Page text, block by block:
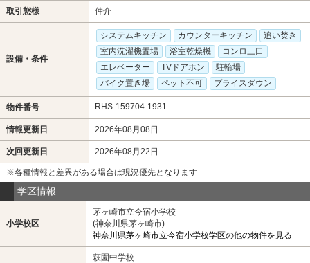
取引態様 仲介
設備・条件
システムキッチン カウンターキッチン
追い焚き
室内洗濯機置場
浴室乾燥機
コンロ三口
エレベーター
TVドアホン
駐輪場
バイク置き場
ペット不可 プライスダウン
物件番号 RHS-159704-1931
情報更新日 2026年08月08日
次回更新日 2026年08月22日
※各種情報と差異がある場合は現況優先となります
学区情報
小学校区
茅ヶ崎市立今宿小学校
(神奈川県茅ヶ崎市)
神奈川県茅ヶ崎市立今宿小学校学区の他の物件を見る
萩園中学校